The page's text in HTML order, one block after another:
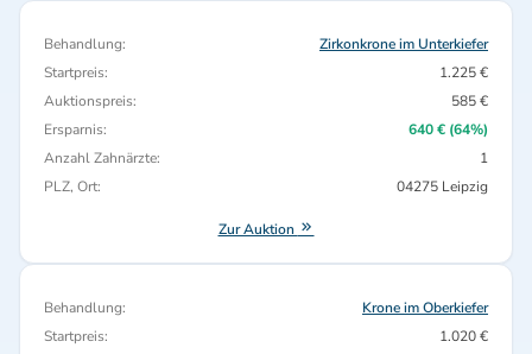
Behandlung:
Zirkonkrone im Unterkiefer
Startpreis:
1.225 €
Auktionspreis:
585 €
Ersparnis:
640 € (64%)
Anzahl Zahnärzte:
1
PLZ, Ort:
04275 Leipzig
Zur Auktion
Behandlung:
Krone im Oberkiefer
Startpreis:
1.020 €